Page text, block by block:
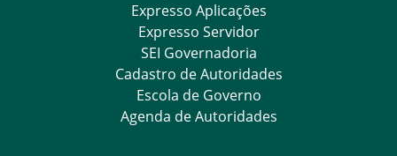
Expresso Aplicações
Expresso Servidor
SEI Governadoria
Cadastro de Autoridades
Escola de Governo
Agenda de Autoridades